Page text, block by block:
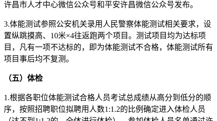
许昌市人才中心微信公众号和平安许昌微信公众号发布。
3.体能测试参照公安机关录用人民警察体能测试相关要求，设
置纵跳摸高、10米×4往返跑两个项目。测试项目均为达标项
目，凡有一项不达标的，即为体能测试不合格，体能测试所有
项目事后均不复测。
（五） 体检
1.根据各职位体能测试合格人员考试总成绩从高分到低分的顺
序，按照招聘职位拟聘用人数1:1.2的比例确定进入体检人员